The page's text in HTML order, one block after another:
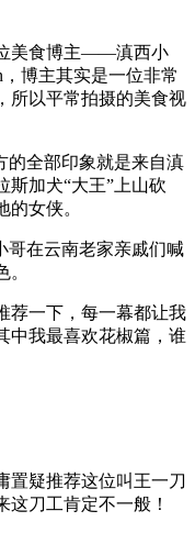
美食博主——滇西小
博主其实是一位非常
所以平常拍摄的美食视
的全部印象就是来自滇
斯加犬“大王”上山砍
女侠。
哥在云南老家亲戚们喊
荐一下，每一幕都让我
中我最喜欢花椒篇，谁
置疑推荐这位叫王一刀
刀工肯定不一般！